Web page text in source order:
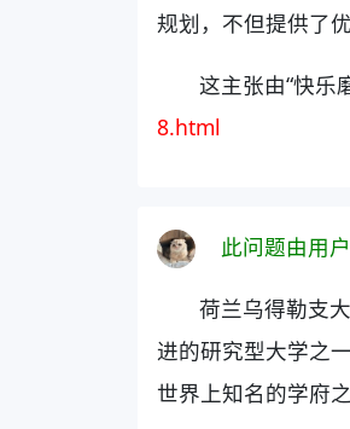
规划，不但提供了
这主张由“快乐
8.html
此问题由用
荷兰乌得勒支
进的研究型大学之
世界上知名的学府之